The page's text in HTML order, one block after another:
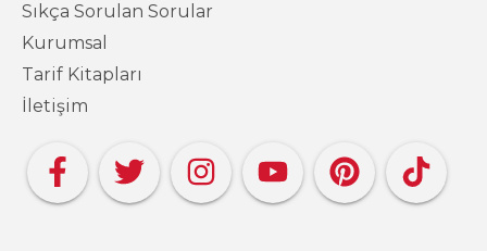
Sıkça Sorulan Sorular
Kurumsal
Tarif Kitapları
İletişim